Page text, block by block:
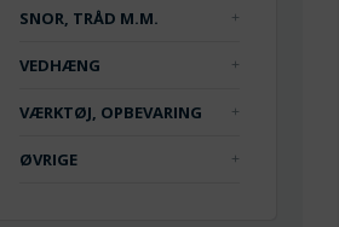
SNOR, TRÅD M.M.
VEDHÆNG
VÆRKTØJ, OPBEVARING
ØVRIGE